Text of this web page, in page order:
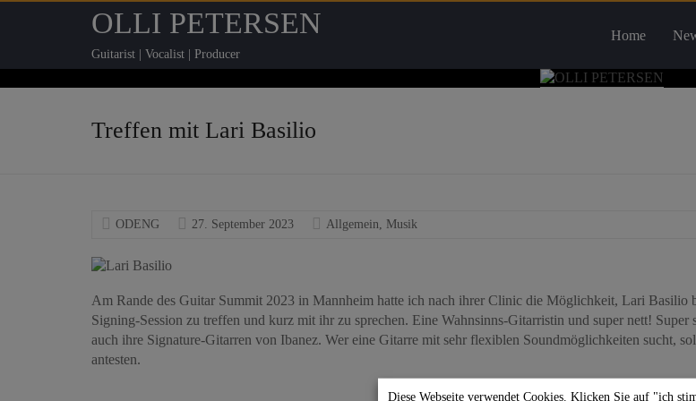
OLLI PETERSEN
Guitarist | Vocalist | Producer
Home
Treffen mit Lari Basilio
ODENG 27. September 2023 Allgemein, Musik
Am Rande des Guitar Summit 2023 in Mannheim hatte ich nach ihrer Clinic die Möglichkeit, Lari Basilio
Signing-Session zu treffen und kurz mit ihr zu sprechen. Eine Wahnsinns-Gitarristin und super nett! Super
auch ihre Signature-Gitarren von Ibanez. Wer eine Gitarre mit sehr flexiblen Soundmöglichkeiten sucht,
antesten.
Diese Webseite verwendet Cookies. Klicken Sie auf "ich